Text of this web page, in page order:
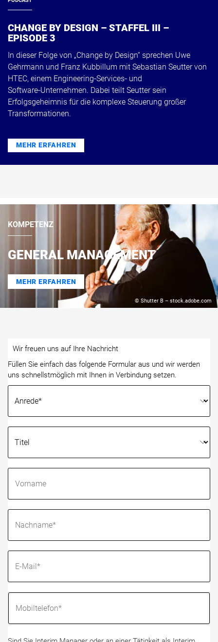
CHANGE BY DESIGN – STAFFEL III –
EPISODE 3
In dieser Folge von „Change by Design“ sprechen Uwe
Gehrmann und Franz Kubbillum mit Sebastian Seutter von
HTEC, einem Engineering‑Services‑ und
Software‑Unternehmen. Dabei teilt Seutter sein
Erfolgsgeheimnis für die komplexe Steuerung großer
Transformationen.
MEHR ERFAHREN
© Shutter B – stock.adobe.com
KOMPETENZ
GENERAL MANAGEMENT
MEHR ERFAHREN
Wir freuen uns auf Ihre Nachricht
Füllen Sie einfach das folgende Formular aus und wir werden
uns schnellstmöglich mit Ihnen in Verbindung setzen.